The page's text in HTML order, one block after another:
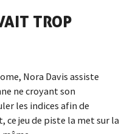
TROP
Nora Davis assiste
ne croyant son
les indices afin de
jeu de piste la met sur la